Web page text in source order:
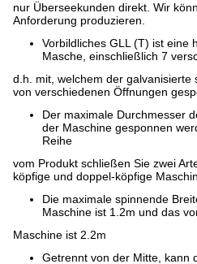
nur Überseekunden direkt. Wir
Anforderung produzieren.
Vorbildliches GLL (T) ist eine
Masche, einschließlich 7
d.h. mit, welchem der galvanisierte
von verschiedenen Öffnungen
Der maximale Durchmesser
der Maschine gesponnen
Reihe
vom Produkt schließen Sie zwei
köpfige und doppel-köpfige
Die maximale spinnende
Maschine ist 1.2m und das
Maschine ist 2.2m
Getrennt von der Mitte, kann